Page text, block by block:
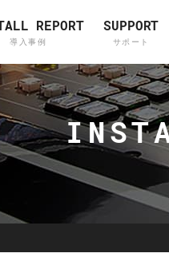
インカムシステム
REPORT
導入事例
SUPPORT
サポート